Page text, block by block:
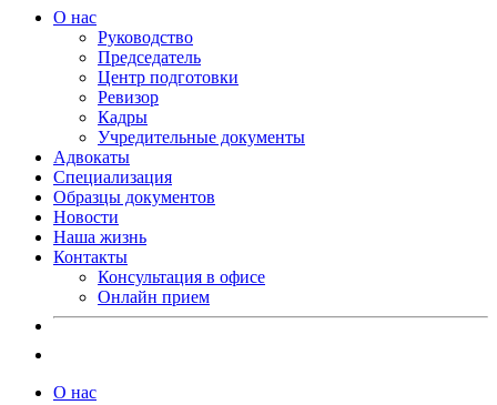
О нас
Руководство
Председатель
Центр подготовки
Ревизор
Кадры
Учредительные документы
Адвокаты
Специализация
Образцы документов
Новости
Наша жизнь
Контакты
Консультация в офисе
Онлайн прием
О нас